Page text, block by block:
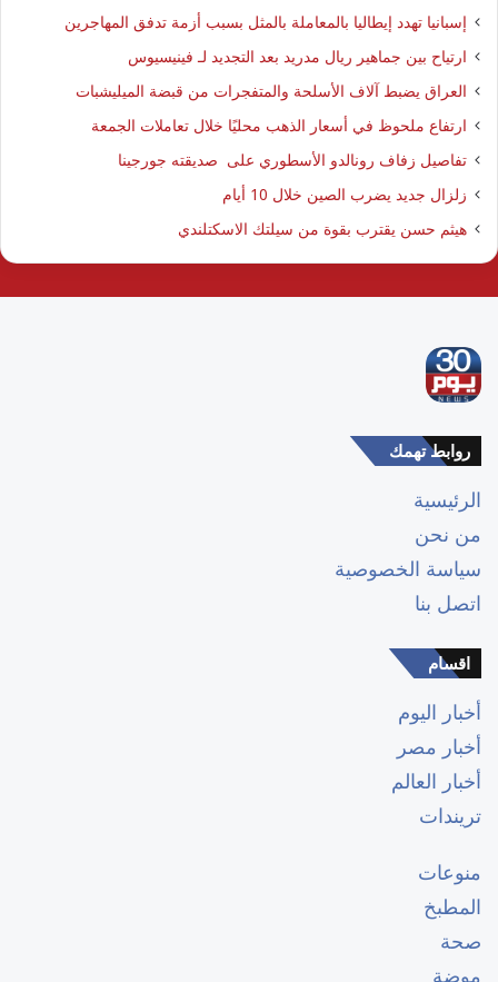
إسبانيا تهدد إيطاليا بالمعاملة بالمثل بسبب أزمة تدفق المهاجرين
ارتياح بين جماهير ريال مدريد بعد التجديد لـ فينيسيوس
العراق يضبط آلاف الأسلحة والمتفجرات من قبضة الميليشبات
ارتفاع ملحوظ في أسعار الذهب محليًا خلال تعاملات الجمعة
تفاصيل زفاف رونالدو الأسطوري على صديقته جورجينا
زلزال جديد يضرب الصين خلال 10 أيام
هيثم حسن يقترب بقوة من سيلتك الاسكتلندي
روابط تهمك
الرئيسية
من نحن
سياسة الخصوصية
اتصل بنا
اقسام
أخبار اليوم
أخبار مصر
أخبار العالم
تريندات
منوعات
المطبخ
صحة
موضة